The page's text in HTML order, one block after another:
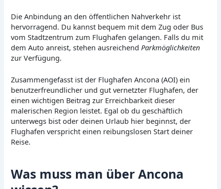
Die Anbindung an den öffentlichen Nahverkehr ist
hervorragend. Du kannst bequem mit dem Zug oder Bus
vom Stadtzentrum zum Flughafen gelangen. Falls du mit
dem Auto anreist, stehen ausreichend Parkmöglichkeiten
zur Verfügung.
Zusammengefasst ist der Flughafen Ancona (AOI) ein
benutzerfreundlicher und gut vernetzter Flughafen, der
einen wichtigen Beitrag zur Erreichbarkeit dieser
malerischen Region leistet. Egal ob du geschäftlich
unterwegs bist oder deinen Urlaub hier beginnst, der
Flughafen verspricht einen reibungslosen Start deiner
Reise.
Was muss man über Ancona